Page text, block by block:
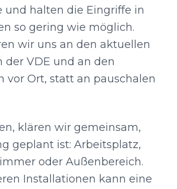
und halten die Eingriffe in
so gering wie möglich.
wir uns an den aktuellen
der VDE und an den
vor Ort, statt an pauschalen
klären wir gemeinsam,
geplant ist: Arbeitsplatz,
oder Außenbereich.
Installationen kann eine